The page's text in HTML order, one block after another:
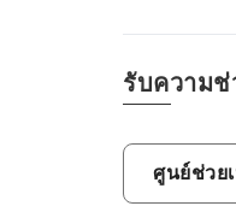
รับความช่
ศูนย์ช่วย